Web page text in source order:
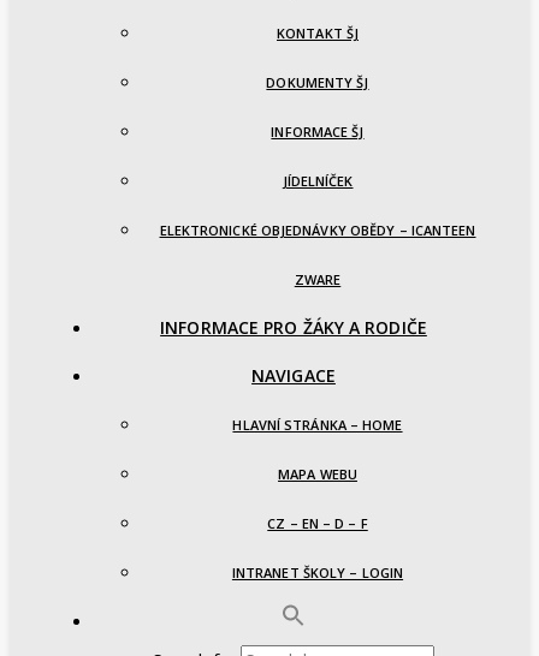
KONTAKT ŠJ
DOKUMENTY ŠJ
INFORMACE ŠJ
JÍDELNÍČEK
ELEKTRONICKÉ OBJEDNÁVKY OBĚDY – ICANTEEN
ZWARE
INFORMACE PRO ŽÁKY A RODIČE
NAVIGACE
HLAVNÍ STRÁNKA – HOME
MAPA WEBU
CZ – EN – D – F
INTRANET ŠKOLY – LOGIN